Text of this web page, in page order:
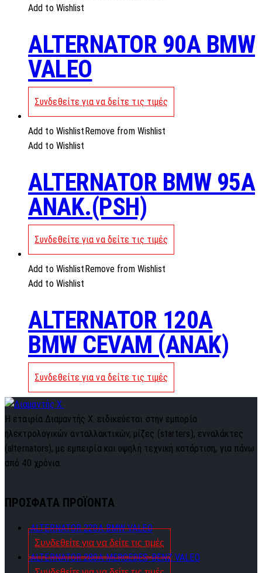
Add to Wishlist
ALTERNATOR 90A BMW
VALEO
Συνδεθείτε για να δείτε τις τιμές
Add to WishlistRemove from Wishlist
Add to Wishlist
ALTERNATOR BMW 95A
ANAK.(PSH)
Συνδεθείτε για να δείτε τις τιμές
Add to WishlistRemove from Wishlist
Add to Wishlist
ALTERNATOR 120A
BMW CEVAM (ANAK)
Συνδεθείτε για να δείτε τις τιμές
Η εταιρία Διαμαντής Χ. ειδικεύεται στην εμπορία
ηλεκτρολογικών ανταλλακτικών, μίζες (starters), ενναλάκτες
(alternators), με εμπειρία και υψηλή τεχνική κατάρτιση, για πάνω
από 40 χρόνια.
ΠΡΟΣΦΑΤΑ ΠΡΟΪΟΝΤΑ
ALTERNATOR 220A BMW VALEO
Συνδεθείτε για να δείτε τις τιμές
ALTERNATOR 280A MERCEDES-BENZ VALEO